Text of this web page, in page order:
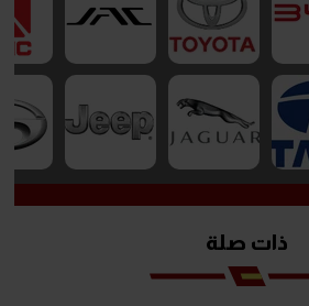
ذات صلة